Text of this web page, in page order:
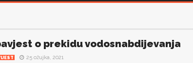
o prekidu vodosnabdijevanja
25 ožujka, 2021